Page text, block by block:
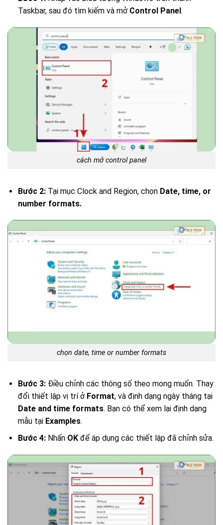
Taskbar, sau đó tìm kiếm và mở Control Panel .
cách mở control panel
Bước 2:Tại mục Clock and Region, chọn Date, time, or
number formats.
chọn date, time or number formats
Bước 3:Điều chỉnh các thông số theo mong muốn. Thay
đổi thiết lập vị trí ở Format, và định dạng ngày tháng tại
Date and time formats. Bạn có thể xem lại định dạng
mẫu tại Examples.
Bước 4:Nhấn OKđể áp dụng các thiết lập đã chỉnh sửa.